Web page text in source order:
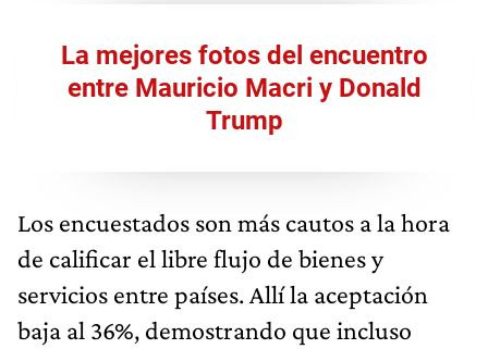
La mejores fotos del encuentro
entre Mauricio Macri y Donald
Trump
Los encuestados son más cautos a la hora
de calificar el libre flujo de bienes y
servicios entre países. Allí la aceptación
baja al 36%, demostrando que incluso